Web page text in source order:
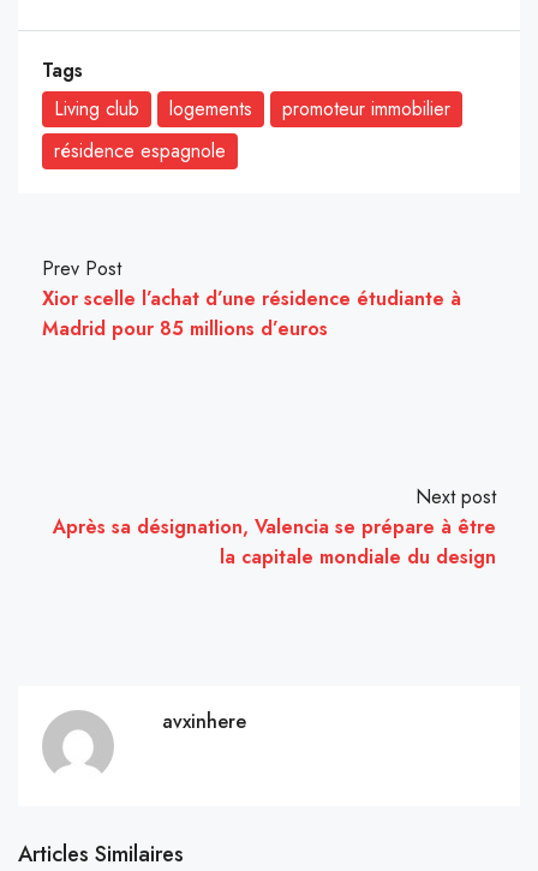
Tags
Living club
logements
promoteur immobilier
résidence espagnole
Prev Post
Xior scelle l’achat d’une résidence étudiante à
Madrid pour 85 millions d’euros
Next post
Après sa désignation, Valencia se prépare à être
la capitale mondiale du design
avxinhere
Articles Similaires